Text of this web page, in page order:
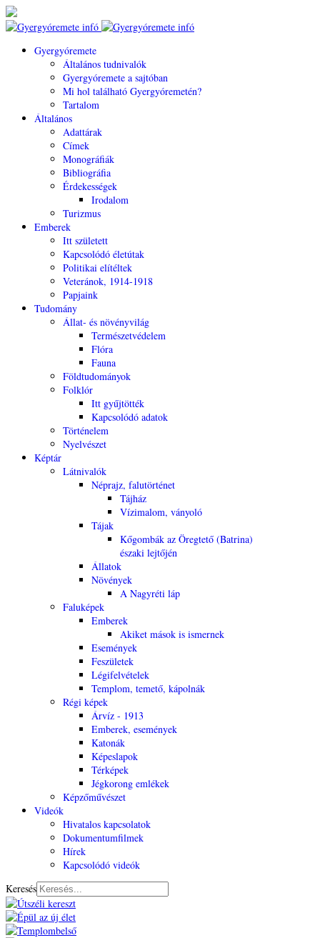
Gyergyóremete
Általános tudnivalók
Gyergyóremete a sajtóban
Mi hol található Gyergyóremetén?
Tartalom
Általános
Adattárak
Címek
Monográfiák
Bibliográfia
Érdekességek
Irodalom
Turizmus
Emberek
Itt született
Kapcsolódó életútak
Politikai elítéltek
Veteránok, 1914-1918
Papjaink
Tudomány
Állat- és növényvilág
Természetvédelem
Flóra
Fauna
Földtudományok
Folklór
Itt gyűjtötték
Kapcsolódó adatok
Történelem
Nyelvészet
Képtár
Látnivalók
Néprajz, falutörténet
Tájház
Vízimalom, ványoló
Tájak
Kőgombák az Öregtető (Batrina)
északi lejtőjén
Állatok
Növények
A Nagyréti láp
Faluképek
Emberek
Akiket mások is ismernek
Események
Feszületek
Légifelvételek
Templom, temető, kápolnák
Régi képek
Árvíz - 1913
Emberek, események
Katonák
Képeslapok
Térképek
Jégkorong emlékek
Képzőművészet
Videók
Hivatalos kapcsolatok
Dokumentumfilmek
Hírek
Kapcsolódó videók
Keresés